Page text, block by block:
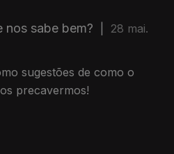
nos sabe bem?
28 mai.
sugestões de como o
precavermos!